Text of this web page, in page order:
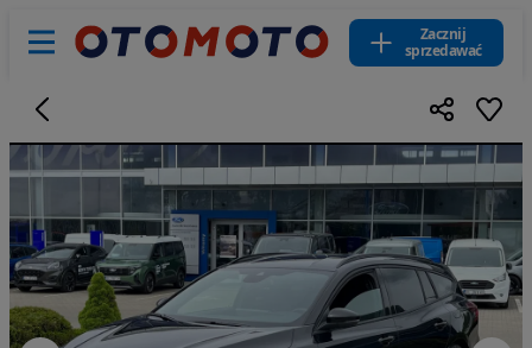
Zacznij
sprzedawać